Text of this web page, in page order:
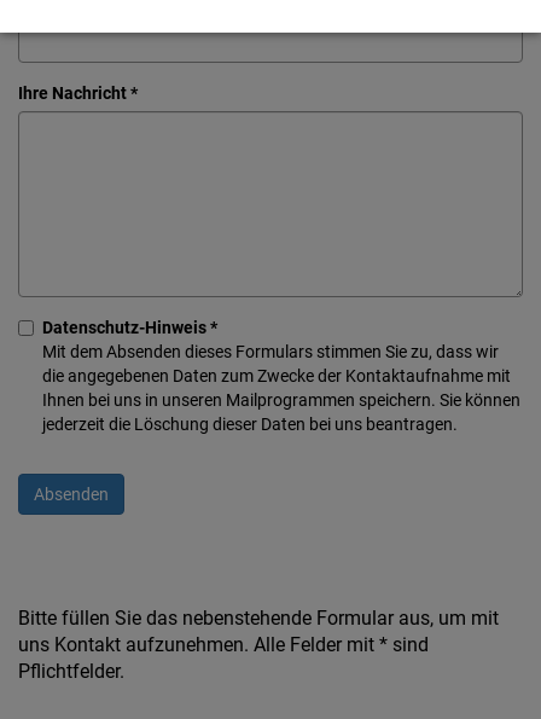
Notwendig
Hierbei werden keinerlei personenbezogenen Daten gespeichert.
Lediglich eine anonyme Session-ID wird hinterlegt.
werden kann.
YouTube / Vimeo
Videos werden über die Plattformen YouTube oder Vimeo eingebunden.
Wir nutzen YouTube im erweiterten Datenschutzmodus. Dieser Modus
Besucher auf dieser Website speichert, bevor diese sich das Video
ansehen.
oder auch Anwendungen einer externen Website.
Ihre Nachricht *
Datenschutz-Hinweis *
Mit dem Absenden dieses Formulars stimmen Sie zu, dass wir
die angegebenen Daten zum Zwecke der Kontaktaufnahme mit
Ihnen bei uns in unseren Mailprogrammen speichern. Sie können
jederzeit die Löschung dieser Daten bei uns beantragen.
Bitte füllen Sie das nebenstehende Formular aus, um mit
uns Kontakt aufzunehmen. Alle Felder mit * sind
Pflichtfelder.